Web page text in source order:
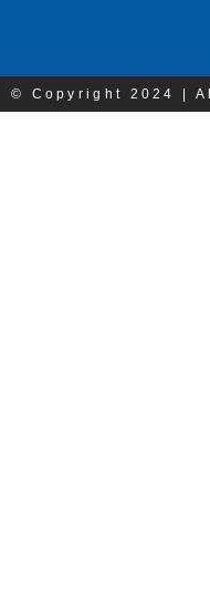
© Copyright 2024 |